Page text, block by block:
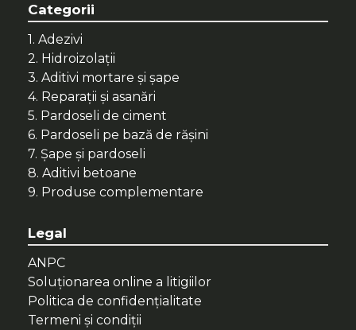
Categorii
1. Adezivi
2. Hidroizolații
3. Aditivi mortare și șape
4. Reparații și asanări
5. Pardoseli de ciment
6. Pardoseli pe bază de rășini
7. Șape și pardoseli
8. Aditivi betoane
9. Produse complementare
Legal
ANPC
Soluționarea online a litigiilor
Politica de confidenţialitate
Termeni şi condiţii